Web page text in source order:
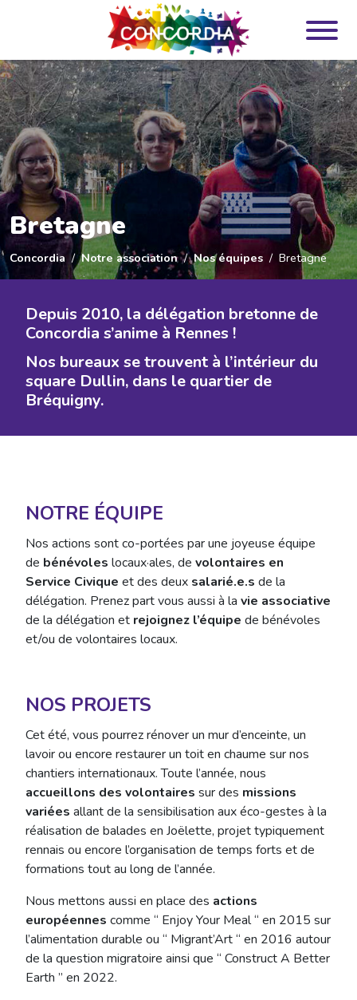
Bretagne
Concordia Notre association Nos équipes Bretagne
Depuis 2010, la délégation bretonne de
Concordia s’anime à Rennes !
Nos bureaux se trouvent à l’intérieur du
square Dullin, dans le quartier de
Bréquigny.
NOTRE ÉQUIPE
Nos actions sont co-portées par une joyeuse équipe
de bénévoles locaux·ales, de volontaires en
Service Civique et des deux salarié.e.s de la
délégation. Prenez part vous aussi à la vie associative
de la délégation et rejoignez l’équipe de bénévoles
et/ou de volontaires locaux.
NOS PROJETS
Cet été, vous pourrez rénover un mur d’enceinte, un
lavoir ou encore restaurer un toit en chaume sur nos
chantiers internationaux. Toute l’année, nous
accueillons des volontaires sur des missions
variées allant de la sensibilisation aux éco-gestes à la
réalisation de balades en Joëlette, projet typiquement
rennais ou encore l’organisation de temps forts et de
formations tout au long de l’année.
Nous mettons aussi en place des actions
européennes comme “ Enjoy Your Meal “ en 2015 sur
l’alimentation durable ou “ Migrant’Art “ en 2016 autour
de la question migratoire ainsi que “ Construct A Better
Earth ” en 2022.
Panneau de gestion des cookies